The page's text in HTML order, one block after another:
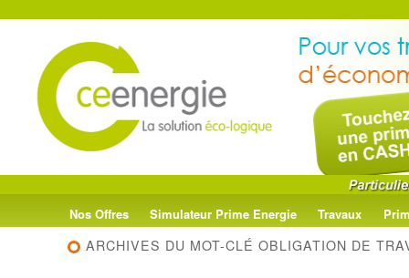
Aller
au
Aller
au
Nos Offres Simulateur Prime Energie Travaux
ARCHIVES DU MOT-CLÉOBLIGATION DE